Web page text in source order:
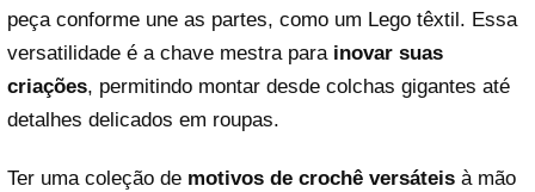
peça conforme une as partes, como um Lego têxtil. Essa
versatilidade é a chave mestra para inovar suas
criações, permitindo montar desde colchas gigantes até
detalhes delicados em roupas.
Ter uma coleção de motivos de crochê versáteis à mão